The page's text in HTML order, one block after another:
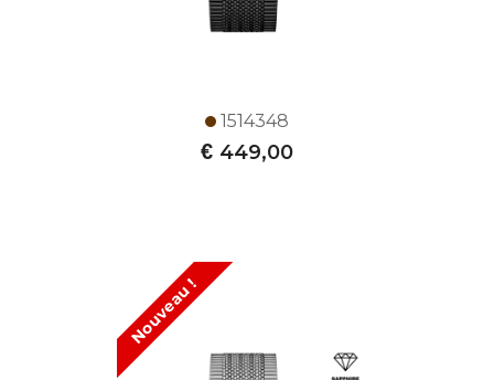
1514348
€ 449,00
Nouveau !